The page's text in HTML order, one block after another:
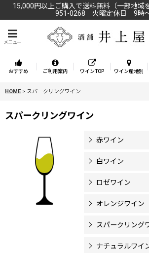
15,000円以上ご購入で送料無料（一部地
951-0268 火曜定休日 9時
メニュー
おすすめ ご利用案内 ワインTOP ワイン産地別
HOME > スパークリングワイン
スパークリングワイン
赤ワイン
白ワイン
ロゼワイン
オレンジワイン
スパークリング
ナチュラルワイ